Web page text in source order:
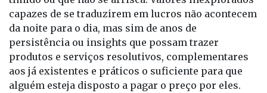
da noite para o dia, mas sim de anos de
persistência ou insights que possam trazer
produtos e serviços resolutivos, complementares
aos já existentes e práticos o suficiente para que
alguém esteja disposto a pagar o preço por eles.